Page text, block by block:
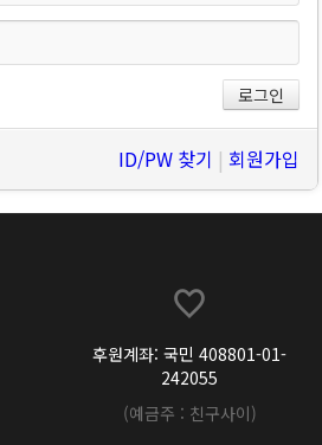
ID/PW 찾기 | 회원가입
후원계좌: 국민 408801-01-
242055
(예금주 : 친구사이)